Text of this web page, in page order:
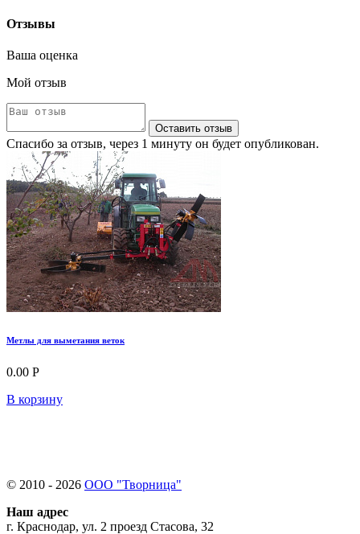
Отзывы
Ваша оценка
Мой отзыв
Оставить отзыв
Спасибо за отзыв, через 1 минуту он будет опубликован.
Метлы для выметания веток
0.00 Р
В корзину
© 2010 - 2026 ООО "Творница"
Наш адрес
г. Краснодар, ул. 2 проезд Стасова, 32